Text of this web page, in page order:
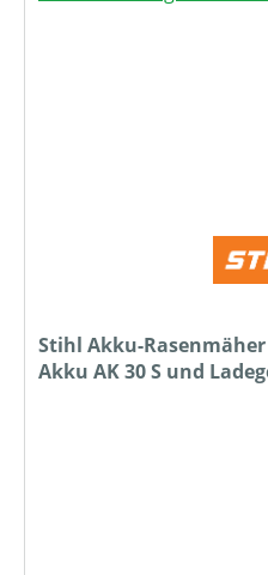
Stihl Akku-Rasenmäher
Akku AK 30 S und